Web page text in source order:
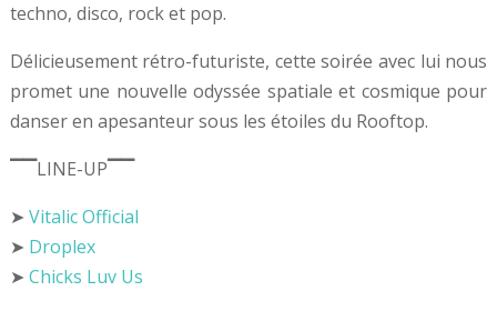
techno, disco, rock et pop.
Délicieusement rétro-futuriste, cette soirée avec lui nous
promet une nouvelle odyssée spatiale et cosmique pour
danser en apesanteur sous les étoiles du Rooftop.
▔▔LINE-UP▔▔
➤ Vitalic Official
➤ Droplex
➤ Chicks Luv Us